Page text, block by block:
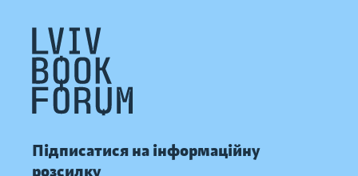
Підписатися на інформаційну
розсилку